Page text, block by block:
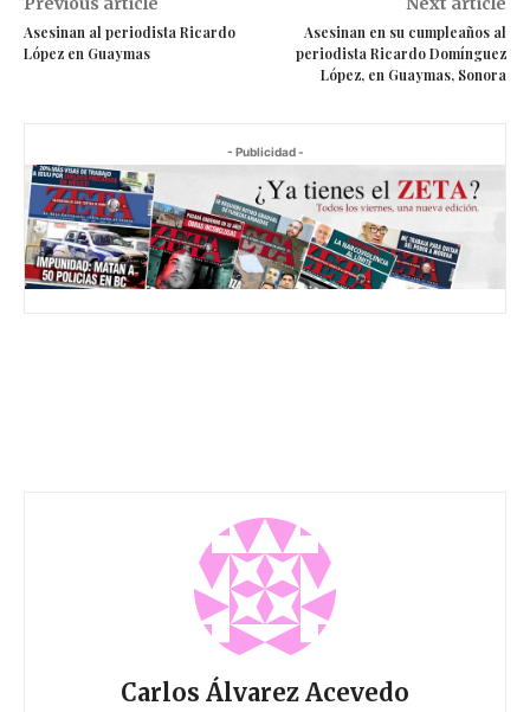
Asesinan al periodista Ricardo
López en Guaymas
Asesinan en su cumpleaños al
periodista Ricardo Domínguez
López, en Guaymas, Sonora
- Publicidad -
Carlos Álvarez Acevedo